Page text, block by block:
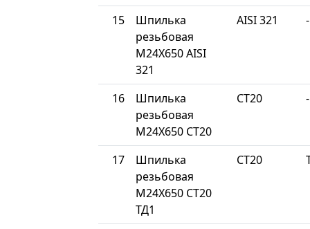
15
Шпилька
резьбовая
М24Х650 AISI
321
AISI 321 -
16
Шпилька
резьбовая
М24Х650 СТ20
СТ20 -
17
Шпилька
резьбовая
М24Х650 СТ20
ТД1
СТ20